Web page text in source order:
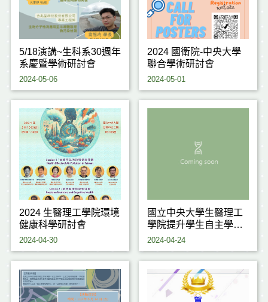
5/18演講~生科系30週年
系慶暨學術研討會
2024-05-06
2024 國衛院-中央大學
聯合學術研討會
2024-05-01
2024 生醫理工學院環境
健康科學研討會
2024-04-30
國立中央大學生醫理工
學院提升學生自主學習
補助辦法
2024-04-24